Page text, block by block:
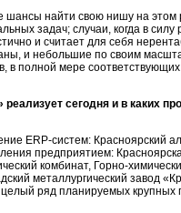
шансы найти свою нишу на
задач; случаи, когда в
и считает для себя
и небольшие по своим
в полной мере
сегодня и в каких
ERP-систем: Красноярский
предприятием:
комбинат, Горно-
металлургический завод
ряд планируемых